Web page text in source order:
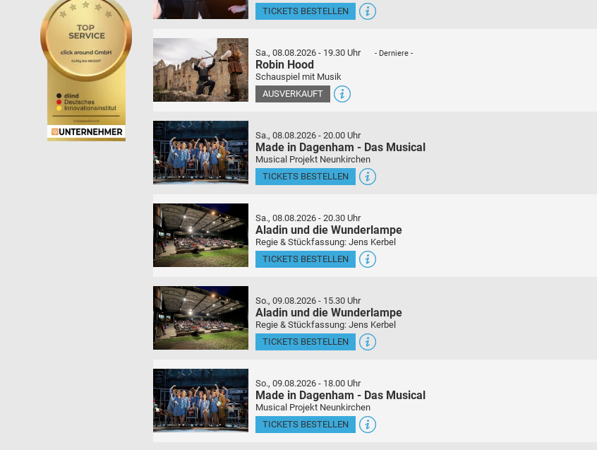
TICKETS BESTELLEN
Sa., 08.08.2026 - 19.30 Uhr - Derniere -
Robin Hood
Schauspiel mit Musik
AUSVERKAUFT
Sa., 08.08.2026 - 20.00 Uhr
Made in Dagenham - Das Musical
Musical Projekt Neunkirchen
TICKETS BESTELLEN
Sa., 08.08.2026 - 20.30 Uhr
Aladin und die Wunderlampe
Regie & Stückfassung: Jens Kerbel
TICKETS BESTELLEN
So., 09.08.2026 - 15.30 Uhr
Aladin und die Wunderlampe
Regie & Stückfassung: Jens Kerbel
TICKETS BESTELLEN
So., 09.08.2026 - 18.00 Uhr
Made in Dagenham - Das Musical
Musical Projekt Neunkirchen
TICKETS BESTELLEN